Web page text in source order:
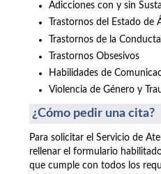
Adicciones con y sin
Trastornos del Estado de
Trastornos de la
Trastornos Obsesivos
Habilidades de
Violencia de Género y
¿Cómo pedir una cita?
Para solicitar el Servicio de
rellenar el formulario
que cumple con todos los